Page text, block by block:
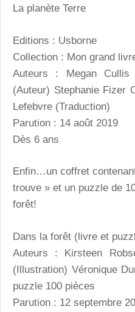
La planète Terre
Editions : Usborne
Collection : Mon grand
Auteurs : Megan Cullis
(Auteur) Stephanie Fizer
Lefebvre (Traduction)
Parution : 14 août 2019
Dès 6 ans
Enfin…un coffret
trouve » et un puzzle de
forêt!
Dans la forêt (livre et
Auteurs : Kirsteen
(Illustration) Véronique
puzzle 100 pièces
Parution : 12 septembre